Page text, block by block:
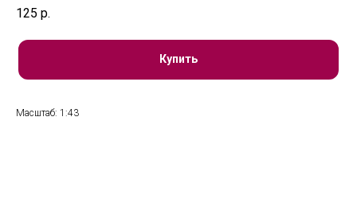
125 р.
Купить
Масштаб: 1:43